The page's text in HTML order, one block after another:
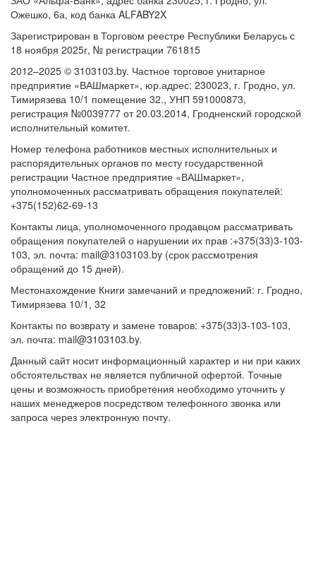
Ожешко, 6а, код банка ALFABY2X
Зарегистрирован в Торговом реестре Республики Беларусь с
18 ноября 2025г, № регистрации 761815
2012–2025 © 3103103.by. Частное торговое унитарное
предприятие «ВАШмаркет», юр.адрес: 230023, г. Гродно, ул.
Тимирязева 10/1 помещение 32., УНП 591000873,
регистрация №0039777 от 20.03.2014, Гродненский городской
исполнительный комитет.
Номер телефона работников местных исполнительных и
распорядительных органов по месту государственной
регистрации Частное предприятие «ВАШмаркет»,
уполномоченных рассматривать обращения покупателей:
+375(152)62-69-13
Контакты лица, уполномоченного продавцом рассматривать
обращения покупателей о нарушении их прав :+375(33)3-103-
103, эл. почта: mail@3103103.by (срок рассмотрения
обращений до 15 дней).
Местонахождение Книги замечаний и предложений: г. Гродно,
Тимирязева 10/1, 32
Контакты по возврату и замене товаров: +375(33)3-103-103,
эл. почта: mail@3103103.by.
Данный сайт носит информационный характер и ни при каких
обстоятельствах не является публичной офертой. Точные
цены и возможность приобретения необходимо уточнить у
наших менеджеров посредством телефонного звонка или
запроса через электронную почту.